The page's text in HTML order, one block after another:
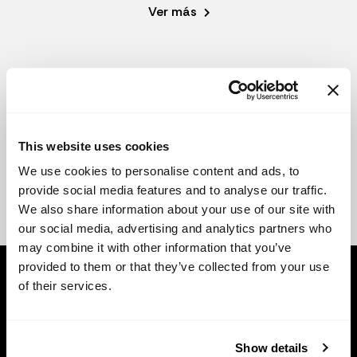
This website uses cookies
We use cookies to personalise content and ads, to
provide social media features and to analyse our traffic.
We also share information about your use of our site with
our social media, advertising and analytics partners who
may combine it with other information that you’ve
provided to them or that they’ve collected from your use
of their services.
Show details
Ver más